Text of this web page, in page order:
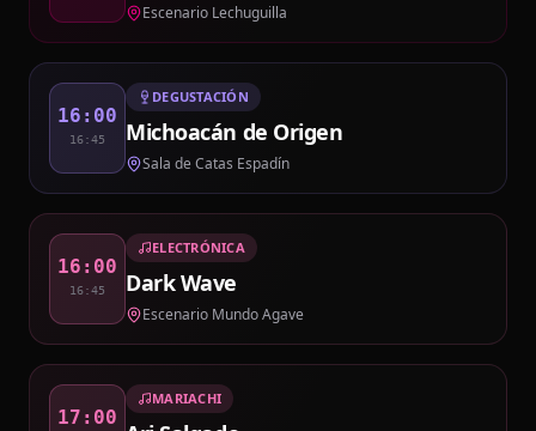
Escenario Lechuguilla
16:00
16:45
DEGUSTACIÓN
Michoacán de Origen
Sala de Catas Espadín
16:00
16:45
ELECTRÓNICA
Dark Wave
Escenario Mundo Agave
17:00
MARIACHI